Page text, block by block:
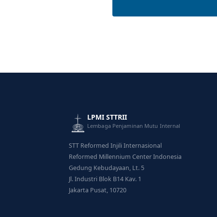
LPMI STTRII
Lembaga Penjaminan Mutu Internal
STT Reformed Injili Internasional
Reformed Millennium Center Indonesia
Gedung Kebudayaan, Lt. 5
Jl. Industri Blok B14 Kav. 1
Jakarta Pusat, 10720